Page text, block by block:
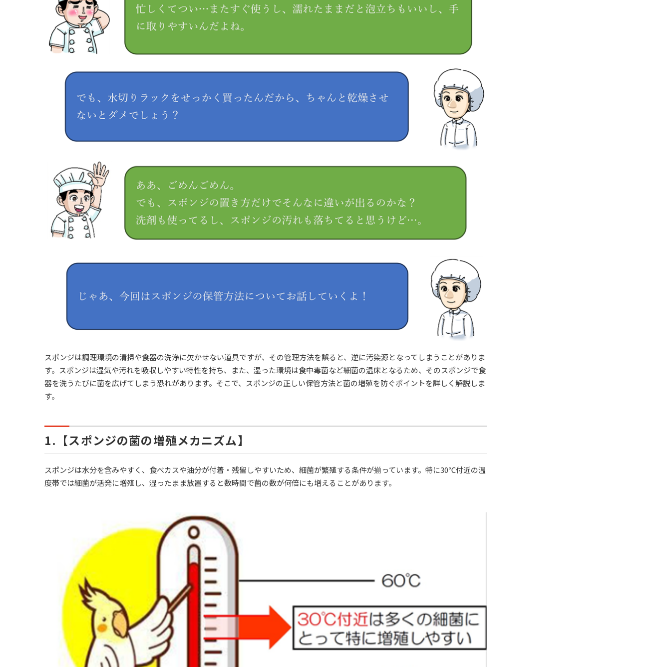
スポンジは調理環境の清掃や食器の洗浄に欠かせない道具ですが、その管理方法を誤ると、逆に汚染源となってしまうことがありま
す。スポンジは湿気や汚れを吸収しやすい特性を持ち、また、湿った環境は食中毒菌など細菌の温床となるため、そのスポンジで食
器を洗うたびに菌を広げてしまう恐れがあります。そこで、スポンジの正しい保管方法と菌の増殖を防ぐポイントを詳しく解説しま
す。
1. 【スポンジの菌の増殖メカニズム】
スポンジは水分を含みやすく、食べカスや油分が付着・残留しやすいため、細菌が繁殖する条件が揃っています。特に30℃付近の温
度帯では細菌が活発に増殖し、湿ったまま放置すると数時間で菌の数が何倍にも増えることがあります。